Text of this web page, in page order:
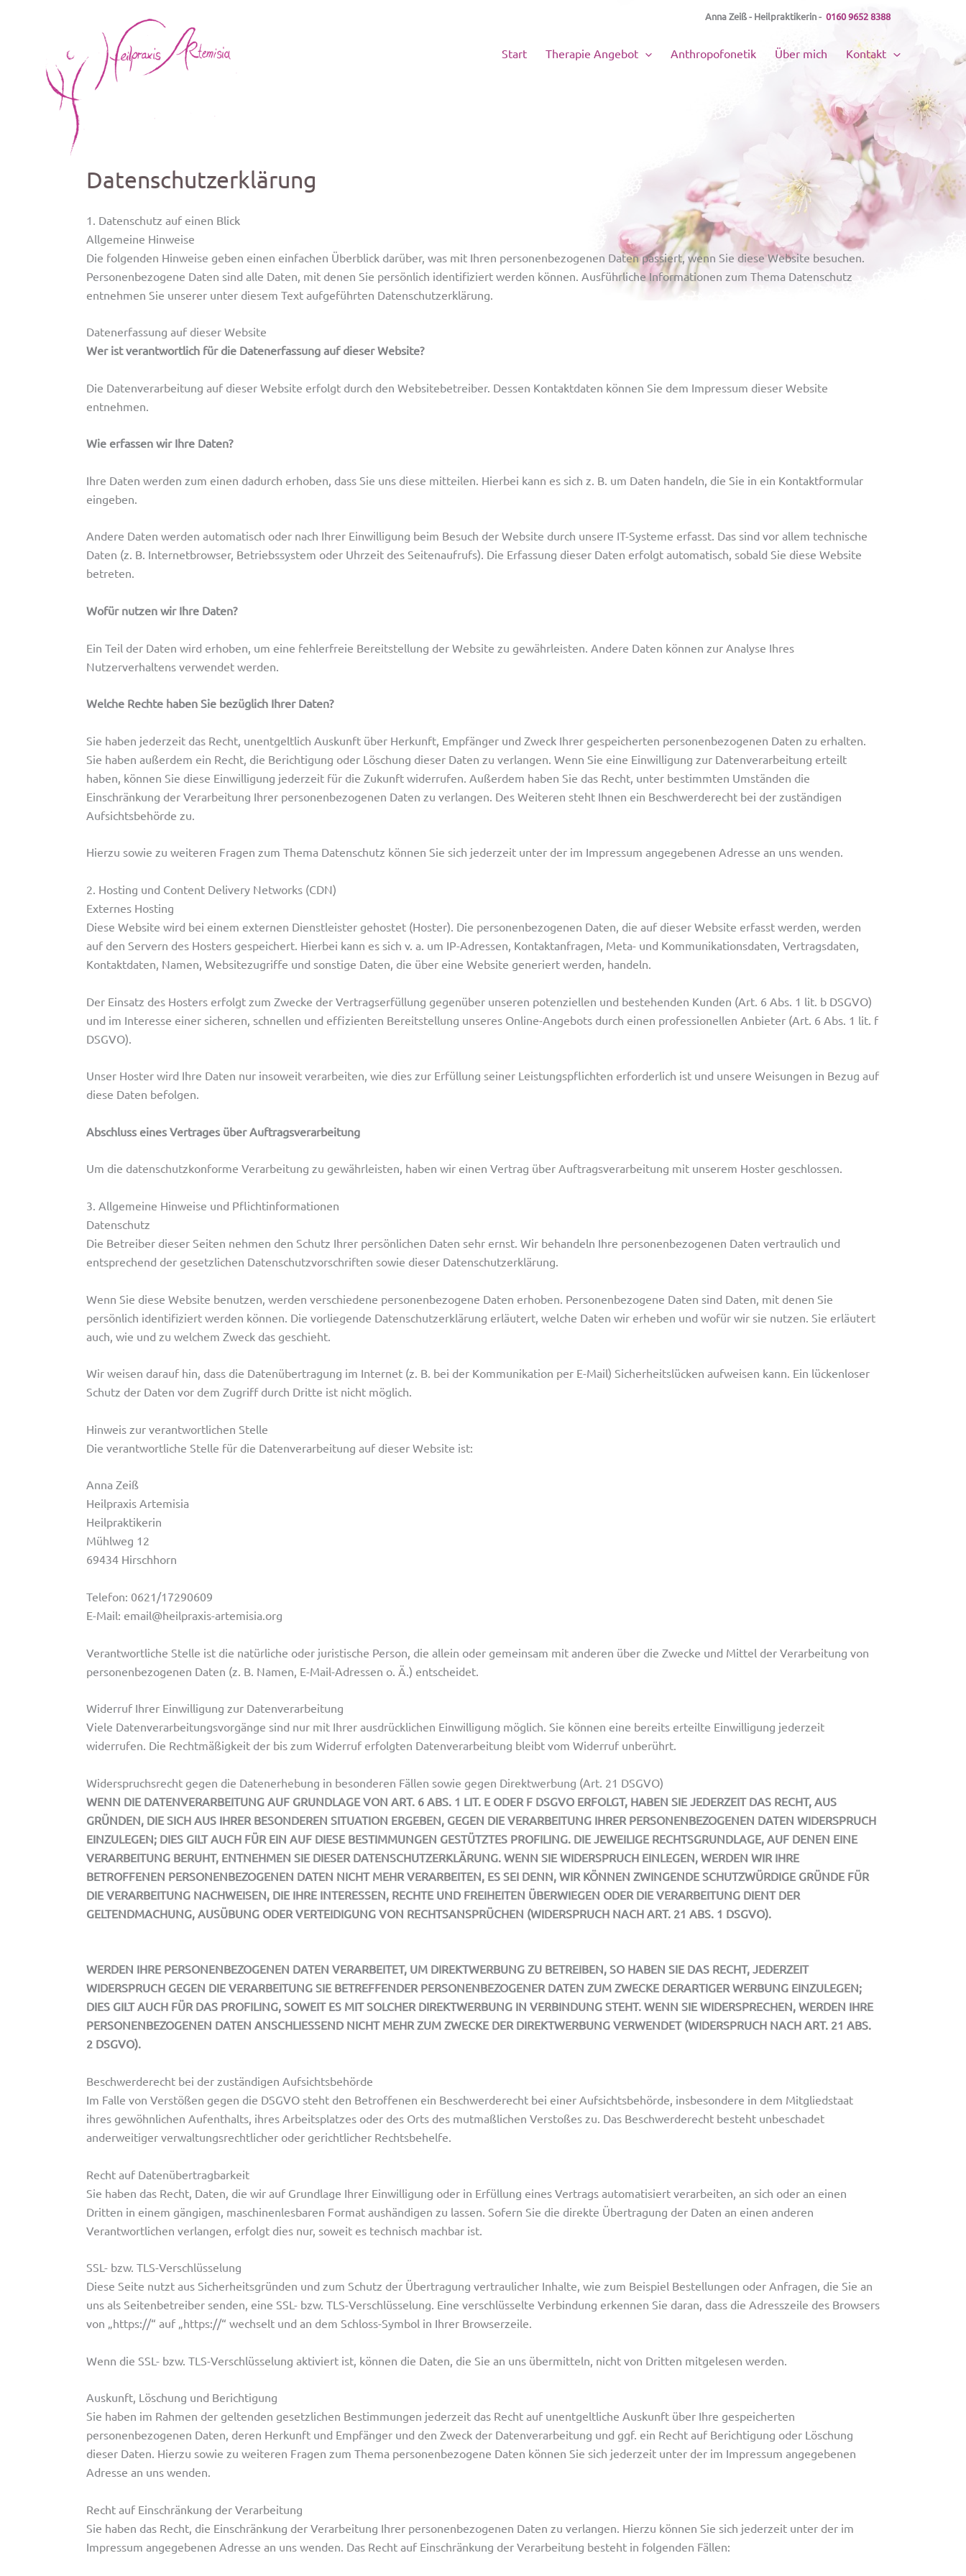
Anna Zeiß - Heilpraktikerin - 0160 9652 8388
Start Therapie Angebot Anthropofonetik Über mich Kontakt
Datenschutzerklärung
1. Datenschutz auf einen Blick
Allgemeine Hinweise
Die folgenden Hinweise geben einen einfachen Überblick darüber, was mit Ihren personenbezogenen Daten passiert, wenn Sie diese Website besuchen.
Personenbezogene Daten sind alle Daten, mit denen Sie persönlich identifiziert werden können. Ausführliche Informationen zum Thema Datenschutz
entnehmen Sie unserer unter diesem Text aufgeführten Datenschutzerklärung.
Datenerfassung auf dieser Website
Wer ist verantwortlich für die Datenerfassung auf dieser Website?
Die Datenverarbeitung auf dieser Website erfolgt durch den Websitebetreiber. Dessen Kontaktdaten können Sie dem Impressum dieser Website
entnehmen.
Wie erfassen wir Ihre Daten?
Ihre Daten werden zum einen dadurch erhoben, dass Sie uns diese mitteilen. Hierbei kann es sich z. B. um Daten handeln, die Sie in ein Kontaktformular
eingeben.
Andere Daten werden automatisch oder nach Ihrer Einwilligung beim Besuch der Website durch unsere IT-Systeme erfasst. Das sind vor allem technische
Daten (z. B. Internetbrowser, Betriebssystem oder Uhrzeit des Seitenaufrufs). Die Erfassung dieser Daten erfolgt automatisch, sobald Sie diese Website
betreten.
Wofür nutzen wir Ihre Daten?
Ein Teil der Daten wird erhoben, um eine fehlerfreie Bereitstellung der Website zu gewährleisten. Andere Daten können zur Analyse Ihres
Nutzerverhaltens verwendet werden.
Welche Rechte haben Sie bezüglich Ihrer Daten?
Sie haben jederzeit das Recht, unentgeltlich Auskunft über Herkunft, Empfänger und Zweck Ihrer gespeicherten personenbezogenen Daten zu erhalten.
Sie haben außerdem ein Recht, die Berichtigung oder Löschung dieser Daten zu verlangen. Wenn Sie eine Einwilligung zur Datenverarbeitung erteilt
haben, können Sie diese Einwilligung jederzeit für die Zukunft widerrufen. Außerdem haben Sie das Recht, unter bestimmten Umständen die
Einschränkung der Verarbeitung Ihrer personenbezogenen Daten zu verlangen. Des Weiteren steht Ihnen ein Beschwerderecht bei der zuständigen
Aufsichtsbehörde zu.
Hierzu sowie zu weiteren Fragen zum Thema Datenschutz können Sie sich jederzeit unter der im Impressum angegebenen Adresse an uns wenden.
2. Hosting und Content Delivery Networks (CDN)
Externes Hosting
Diese Website wird bei einem externen Dienstleister gehostet (Hoster). Die personenbezogenen Daten, die auf dieser Website erfasst werden, werden
auf den Servern des Hosters gespeichert. Hierbei kann es sich v. a. um IP-Adressen, Kontaktanfragen, Meta- und Kommunikationsdaten, Vertragsdaten,
Kontaktdaten, Namen, Websitezugriffe und sonstige Daten, die über eine Website generiert werden, handeln.
Der Einsatz des Hosters erfolgt zum Zwecke der Vertragserfüllung gegenüber unseren potenziellen und bestehenden Kunden (Art. 6 Abs. 1 lit. b DSGVO)
und im Interesse einer sicheren, schnellen und effizienten Bereitstellung unseres Online-Angebots durch einen professionellen Anbieter (Art. 6 Abs. 1 lit. f
DSGVO).
Unser Hoster wird Ihre Daten nur insoweit verarbeiten, wie dies zur Erfüllung seiner Leistungspflichten erforderlich ist und unsere Weisungen in Bezug auf
diese Daten befolgen.
Abschluss eines Vertrages über Auftragsverarbeitung
Um die datenschutzkonforme Verarbeitung zu gewährleisten, haben wir einen Vertrag über Auftragsverarbeitung mit unserem Hoster geschlossen.
3. Allgemeine Hinweise und Pflicht­informationen
Datenschutz
Die Betreiber dieser Seiten nehmen den Schutz Ihrer persönlichen Daten sehr ernst. Wir behandeln Ihre personenbezogenen Daten vertraulich und
entsprechend der gesetzlichen Datenschutzvorschriften sowie dieser Datenschutzerklärung.
Wenn Sie diese Website benutzen, werden verschiedene personenbezogene Daten erhoben. Personenbezogene Daten sind Daten, mit denen Sie
persönlich identifiziert werden können. Die vorliegende Datenschutzerklärung erläutert, welche Daten wir erheben und wofür wir sie nutzen. Sie erläutert
auch, wie und zu welchem Zweck das geschieht.
Wir weisen darauf hin, dass die Datenübertragung im Internet (z. B. bei der Kommunikation per E-Mail) Sicherheitslücken aufweisen kann. Ein lückenloser
Schutz der Daten vor dem Zugriff durch Dritte ist nicht möglich.
Hinweis zur verantwortlichen Stelle
Die verantwortliche Stelle für die Datenverarbeitung auf dieser Website ist:
Anna Zeiß
Heilpraxis Artemisia
Heilpraktikerin
Mühlweg 12
69434 Hirschhorn
Telefon: 0621/17290609
E-Mail: email@heilpraxis-artemisia.org
Verantwortliche Stelle ist die natürliche oder juristische Person, die allein oder gemeinsam mit anderen über die Zwecke und Mittel der Verarbeitung von
personenbezogenen Daten (z. B. Namen, E-Mail-Adressen o. Ä.) entscheidet.
Widerruf Ihrer Einwilligung zur Datenverarbeitung
Viele Datenverarbeitungsvorgänge sind nur mit Ihrer ausdrücklichen Einwilligung möglich. Sie können eine bereits erteilte Einwilligung jederzeit
widerrufen. Die Rechtmäßigkeit der bis zum Widerruf erfolgten Datenverarbeitung bleibt vom Widerruf unberührt.
Widerspruchsrecht gegen die Datenerhebung in besonderen Fällen sowie gegen Direktwerbung (Art. 21 DSGVO)
WENN DIE DATENVERARBEITUNG AUF GRUNDLAGE VON ART. 6 ABS. 1 LIT. E ODER F DSGVO ERFOLGT, HABEN SIE JEDERZEIT DAS RECHT, AUS
GRÜNDEN, DIE SICH AUS IHRER BESONDEREN SITUATION ERGEBEN, GEGEN DIE VERARBEITUNG IHRER PERSONENBEZOGENEN DATEN WIDERSPRUCH
EINZULEGEN; DIES GILT AUCH FÜR EIN AUF DIESE BESTIMMUNGEN GESTÜTZTES PROFILING. DIE JEWEILIGE RECHTSGRUNDLAGE, AUF DENEN EINE
VERARBEITUNG BERUHT, ENTNEHMEN SIE DIESER DATENSCHUTZERKLÄRUNG. WENN SIE WIDERSPRUCH EINLEGEN, WERDEN WIR IHRE
BETROFFENEN PERSONENBEZOGENEN DATEN NICHT MEHR VERARBEITEN, ES SEI DENN, WIR KÖNNEN ZWINGENDE SCHUTZWÜRDIGE GRÜNDE FÜR
DIE VERARBEITUNG NACHWEISEN, DIE IHRE INTERESSEN, RECHTE UND FREIHEITEN ÜBERWIEGEN ODER DIE VERARBEITUNG DIENT DER
GELTENDMACHUNG, AUSÜBUNG ODER VERTEIDIGUNG VON RECHTSANSPRÜCHEN (WIDERSPRUCH NACH ART. 21 ABS. 1 DSGVO).
WERDEN IHRE PERSONENBEZOGENEN DATEN VERARBEITET, UM DIREKTWERBUNG ZU BETREIBEN, SO HABEN SIE DAS RECHT, JEDERZEIT
WIDERSPRUCH GEGEN DIE VERARBEITUNG SIE BETREFFENDER PERSONENBEZOGENER DATEN ZUM ZWECKE DERARTIGER WERBUNG EINZULEGEN;
DIES GILT AUCH FÜR DAS PROFILING, SOWEIT ES MIT SOLCHER DIREKTWERBUNG IN VERBINDUNG STEHT. WENN SIE WIDERSPRECHEN, WERDEN IHRE
PERSONENBEZOGENEN DATEN ANSCHLIESSEND NICHT MEHR ZUM ZWECKE DER DIREKTWERBUNG VERWENDET (WIDERSPRUCH NACH ART. 21 ABS.
2 DSGVO).
Beschwerde­recht bei der zuständigen Aufsichts­behörde
Im Falle von Verstößen gegen die DSGVO steht den Betroffenen ein Beschwerderecht bei einer Aufsichtsbehörde, insbesondere in dem Mitgliedstaat
ihres gewöhnlichen Aufenthalts, ihres Arbeitsplatzes oder des Orts des mutmaßlichen Verstoßes zu. Das Beschwerderecht besteht unbeschadet
anderweitiger verwaltungsrechtlicher oder gerichtlicher Rechtsbehelfe.
Recht auf Daten­übertrag­barkeit
Sie haben das Recht, Daten, die wir auf Grundlage Ihrer Einwilligung oder in Erfüllung eines Vertrags automatisiert verarbeiten, an sich oder an einen
Dritten in einem gängigen, maschinenlesbaren Format aushändigen zu lassen. Sofern Sie die direkte Übertragung der Daten an einen anderen
Verantwortlichen verlangen, erfolgt dies nur, soweit es technisch machbar ist.
SSL- bzw. TLS-Verschlüsselung
Diese Seite nutzt aus Sicherheitsgründen und zum Schutz der Übertragung vertraulicher Inhalte, wie zum Beispiel Bestellungen oder Anfragen, die Sie an
uns als Seitenbetreiber senden, eine SSL- bzw. TLS-Verschlüsselung. Eine verschlüsselte Verbindung erkennen Sie daran, dass die Adresszeile des Browsers
von „https://“ auf „https://“ wechselt und an dem Schloss-Symbol in Ihrer Browserzeile.
Wenn die SSL- bzw. TLS-Verschlüsselung aktiviert ist, können die Daten, die Sie an uns übermitteln, nicht von Dritten mitgelesen werden.
Auskunft, Löschung und Berichtigung
Sie haben im Rahmen der geltenden gesetzlichen Bestimmungen jederzeit das Recht auf unentgeltliche Auskunft über Ihre gespeicherten
personenbezogenen Daten, deren Herkunft und Empfänger und den Zweck der Datenverarbeitung und ggf. ein Recht auf Berichtigung oder Löschung
dieser Daten. Hierzu sowie zu weiteren Fragen zum Thema personenbezogene Daten können Sie sich jederzeit unter der im Impressum angegebenen
Adresse an uns wenden.
Recht auf Einschränkung der Verarbeitung
Sie haben das Recht, die Einschränkung der Verarbeitung Ihrer personenbezogenen Daten zu verlangen. Hierzu können Sie sich jederzeit unter der im
Impressum angegebenen Adresse an uns wenden. Das Recht auf Einschränkung der Verarbeitung besteht in folgenden Fällen: